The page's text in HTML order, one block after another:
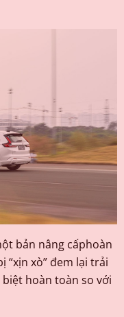
bản nâng cấphoàn
xò” đem lại trải
hoàn toàn so với